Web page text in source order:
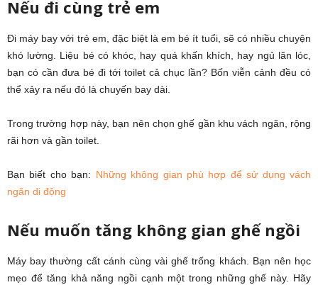
Nếu đi cùng trẻ em
Đi máy bay với trẻ em, đặc biệt là em bé ít tuổi, sẽ có nhiều chuyện
khó lường. Liệu bé có khóc, hay quá khấn khích, hay ngủ lăn lóc,
bạn có cần đưa bé đi tới toilet cả chục lần? Bốn viễn cảnh đều có
thể xảy ra nếu đó là chuyến bay dài.
Trong trường hợp này, bạn nên chọn ghế gần khu vách ngăn, rộng
rãi hơn và gần toilet.
Bạn biết cho bạn: Những không gian phù hợp để sử dụng vách
ngăn di động
Nếu muốn tăng không gian ghế ngồi
Máy bay thường cất cánh cùng vài ghế trống khách. Bạn nên học
mẹo để tăng khả năng ngồi cạnh một trong những ghế này. Hãy